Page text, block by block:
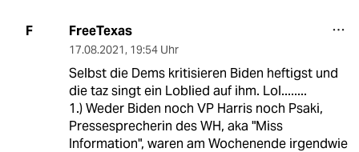
F FreeTexas
17.08.2021, 19:54 Uhr
Selbst die Dems kritisieren Biden heftigst und
die taz singt ein Loblied auf ihm. Lol........
1.) Weder Biden noch VP Harris noch Psaki,
Pressesprecherin des WH, aka "Miss
Information", waren am Wochenende irgendwie